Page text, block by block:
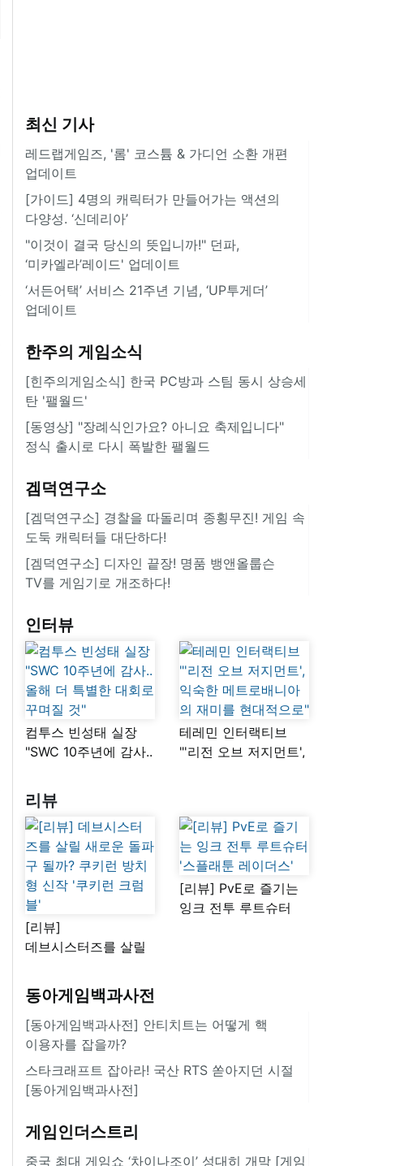
최신 기사
레드랩게임즈, '롬' 코스튬 & 가디언 소환 개편
업데이트
[가이드] 4명의 캐릭터가 만들어가는 액션의
다양성. ‘신데리아’
"이것이 결국 당신의 뜻입니까!" 던파,
‘미카엘라’레이드' 업데이트
‘서든어택’ 서비스 21주년 기념, ‘UP투게더’
업데이트
한주의 게임소식
[힌주의게임소식] 한국 PC방과 스팀 동시 상승세
탄 '팰월드'
[동영상] "장례식인가요? 아니요 축제입니다"
정식 출시로 다시 폭발한 팰월드
겜덕연구소
[겜덕연구소] 경찰을 따돌리며 종횡무진! 게임 속
도둑 캐릭터들 대단하다!
[겜덕연구소] 디자인 끝장! 명품 뱅앤올룹슨
TV를 게임기로 개조하다!
인터뷰
컴투스 빈성태 실장
"SWC 10주년에 감사..
꾸며질 것"
테레민 인터랙티브
"'리전 오브 저지먼트',
리뷰
[리뷰]
데브시스터즈를 살릴
쿠키런 방치형 신작
'쿠키런 크럼블'
[리뷰] PvE로 즐기는
잉크 전투 루트슈터
동아게임백과사전
[동아게임백과사전] 안티치트는 어떻게 핵
이용자를 잡을까?
스타크래프트 잡아라! 국산 RTS 쏟아지던 시절
[동아게임백과사전]
게임인더스트리
중국 최대 게임쇼 ‘차이나조이’ 성대히 개막 [게임